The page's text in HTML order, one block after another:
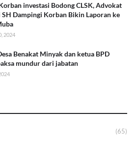
investasi Bodong CLSK, Advokat
Dampingi Korban Bikin Laporan ke
2024
Benakat Minyak dan ketua BPD
mundur dari jabatan
(65)